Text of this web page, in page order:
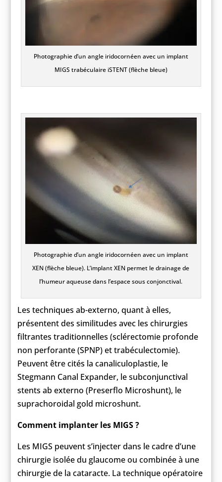
Photographie d’un angle iridocornéen avec un implant
MIGS trabéculaire iSTENT (flèche bleue)
Photographie d’un angle iridocornéen avec un implant
XEN (flèche bleue). L’implant XEN permet le drainage de
l’humeur aqueuse dans l’espace sous conjonctival.
Les techniques ab-externo, quant à elles,
présentent des similitudes avec les chirurgies
filtrantes traditionnelles (sclérectomie profonde
non perforante (SPNP) et trabéculectomie).
Peuvent être cités la canaliculoplastie, le
Stegmann Canal Expander, le subconjunctival
stents ab externo (Preserflo Microshunt), le
suprachoroidal gold microshunt.
Comment implanter les MIGS ?
Les MIGS peuvent s’injecter dans le cadre d’une
chirurgie isolée du glaucome ou combinée à une
chirurgie de la cataracte. La technique opératoire